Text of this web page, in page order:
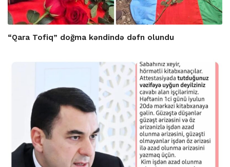
“Qara Tofiq” doğma kəndində dəfn olundu